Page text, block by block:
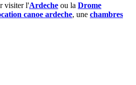
visiter l'Ardeche ou la Drome
canoe ardeche, une chambres